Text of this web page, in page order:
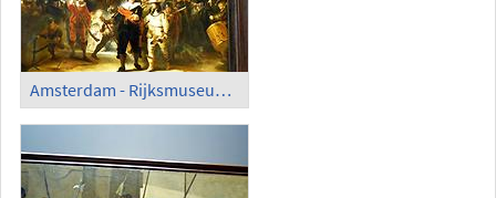
Amsterdam - Rijksmuseum; Copy